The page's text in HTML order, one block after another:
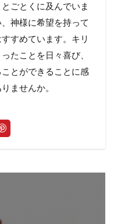
ごとくに及んでいま
神様に希望を持って
すめています。キリ
たことを日々喜び、
とができることに感
ませんか。